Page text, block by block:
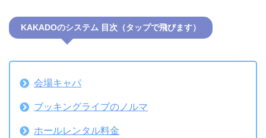
KAKADOのシステム 目次（タップで飛びます）
会場キャパ
ブッキングライブのノルマ
ホールレンタル料金